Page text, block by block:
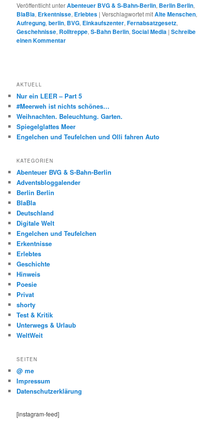
Veröffentlicht unterAbenteuer BVG & S-Bahn-Berlin, Berlin Berlin,
BlaBla, Erkentnisse, Erlebtes |Verschlagwortet mitAlte Menschen,
Aufregung,berlin, BVG, Einkaufszenter,Fernabsatzgesetz,
Geschehnisse, Rolltreppe,S-Bahn Berlin,Social Media |Schreibe
einen Kommentar
AKTUELL
Nur ein LEER – Part 5
#Meerweh ist nichts schönes…
Weihnachten. Beleuchtung. Garten.
Spiegelglattes Meer
Engelchen und Teufelchen und Olli fahren Auto
KATEGORIEN
Abenteuer BVG & S-Bahn-Berlin
Adventsbloggalender
Berlin Berlin
BlaBla
Deutschland
Digitale Welt
Engelchen und Teufelchen
Erkentnisse
Erlebtes
Geschichte
Hinweis
Poesie
Privat
shorty
Test & Kritik
Unterwegs & Urlaub
WeltWeit
SEITEN
@ me
Impressum
Datenschutzerklärung
[instagram-feed]